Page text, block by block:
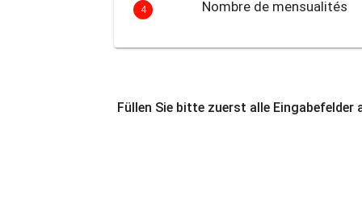
4 Nombre de mensualités
Füllen Sie bitte zuerst alle Eingabefelder